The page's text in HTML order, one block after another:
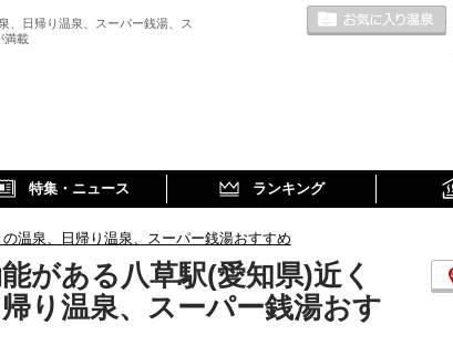
、日帰り温泉、スーパー銭湯、ス
満載
特集・ニュース ランキング
温泉、日帰り温泉、スーパー銭湯おすすめ
がある八草駅(愛知県)近く
り温泉、スーパー銭湯おす